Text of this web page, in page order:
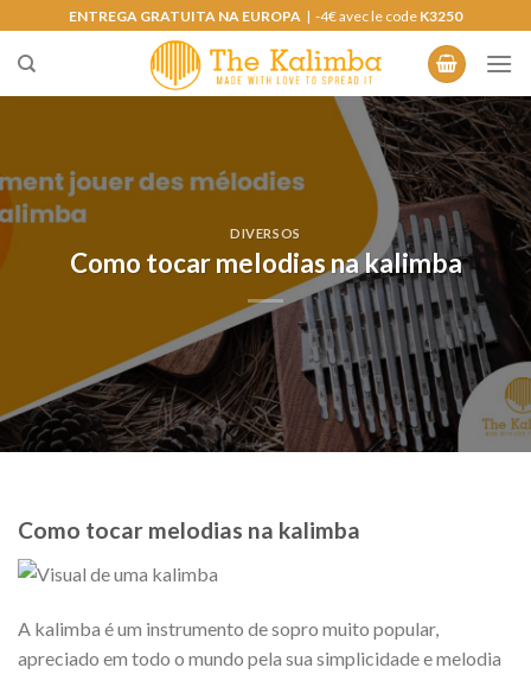
conteúdo
ENTREGA GRATUITA NA EUROPA | -4€ avec le code K3250
DIVERSOS
Como tocar melodias na kalimba
Como tocar melodias na kalimba
A kalimba é um instrumento de sopro muito popular,
apreciado em todo o mundo pela sua simplicidade e melodia